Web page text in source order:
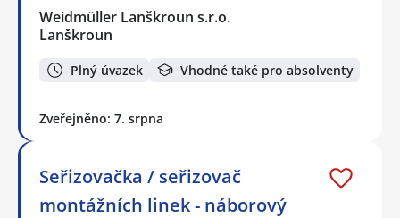
Weidmüller Lanškroun s.r.o.
Lanškroun
Plný úvazek Vhodné také pro absolventy
Zveřejněno: 7. srpna
Seřizovačka / seřizovač
montážních linek - náborový